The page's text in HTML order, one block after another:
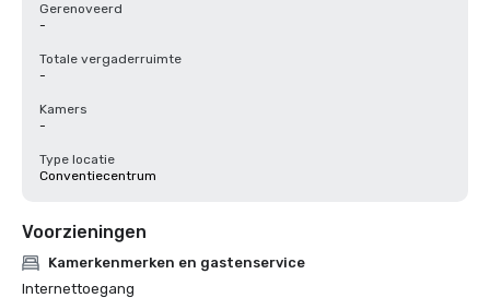
Gerenoveerd
-
Totale vergaderruimte
-
Kamers
-
Type locatie
Conventiecentrum
Voorzieningen
Kamerkenmerken en gastenservice
Internettoegang